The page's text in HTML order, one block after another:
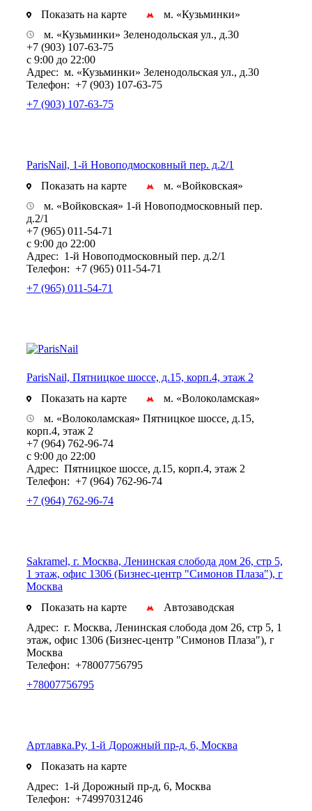
Показать на карте
м. «Кузьминки»
м. «Кузьминки» Зеленодольская ул., д.30
+7 (903) 107-63-75
с 9:00 до 22:00
Адрес: м. «Кузьминки» Зеленодольская ул., д.30
Телефон: +7 (903) 107-63-75
+7 (903) 107-63-75
ParisNail, 1-й Новоподмосковный пер. д.2/1
Показать на карте
м. «Войковская»
м. «Войковская» 1-й Новоподмосковный пер.
д.2/1
+7 (965) 011-54-71
с 9:00 до 22:00
Адрес: 1-й Новоподмосковный пер. д.2/1
Телефон: +7 (965) 011-54-71
+7 (965) 011-54-71
ParisNail, Пятницкое шоссе, д.15, корп.4, этаж 2
Показать на карте
м. «Волоколамская»
м. «Волоколамская» Пятницкое шоссе, д.15,
корп.4, этаж 2
+7 (964) 762-96-74
с 9:00 до 22:00
Адрес: Пятницкое шоссе, д.15, корп.4, этаж 2
Телефон: +7 (964) 762-96-74
+7 (964) 762-96-74
Sakramel, г. Москва, Ленинская слобода дом 26, стр 5,
1 этаж, офис 1306 (Бизнес-центр "Симонов Плаза"), г
Москва
Показать на карте
Автозаводская
Адрес: г. Москва, Ленинская слобода дом 26, стр 5, 1
этаж, офис 1306 (Бизнес-центр "Симонов Плаза"), г
Москва
Телефон: +78007756795
+78007756795
Артлавка.Ру, 1-й Дорожный пр-д, 6, Москва
Показать на карте
Адрес: 1-й Дорожный пр-д, 6, Москва
Телефон: +74997031246